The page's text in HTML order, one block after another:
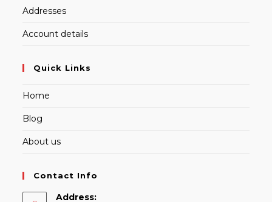
Addresses
Account details
Quick Links
Home
Blog
About us
Contact Info
Address: